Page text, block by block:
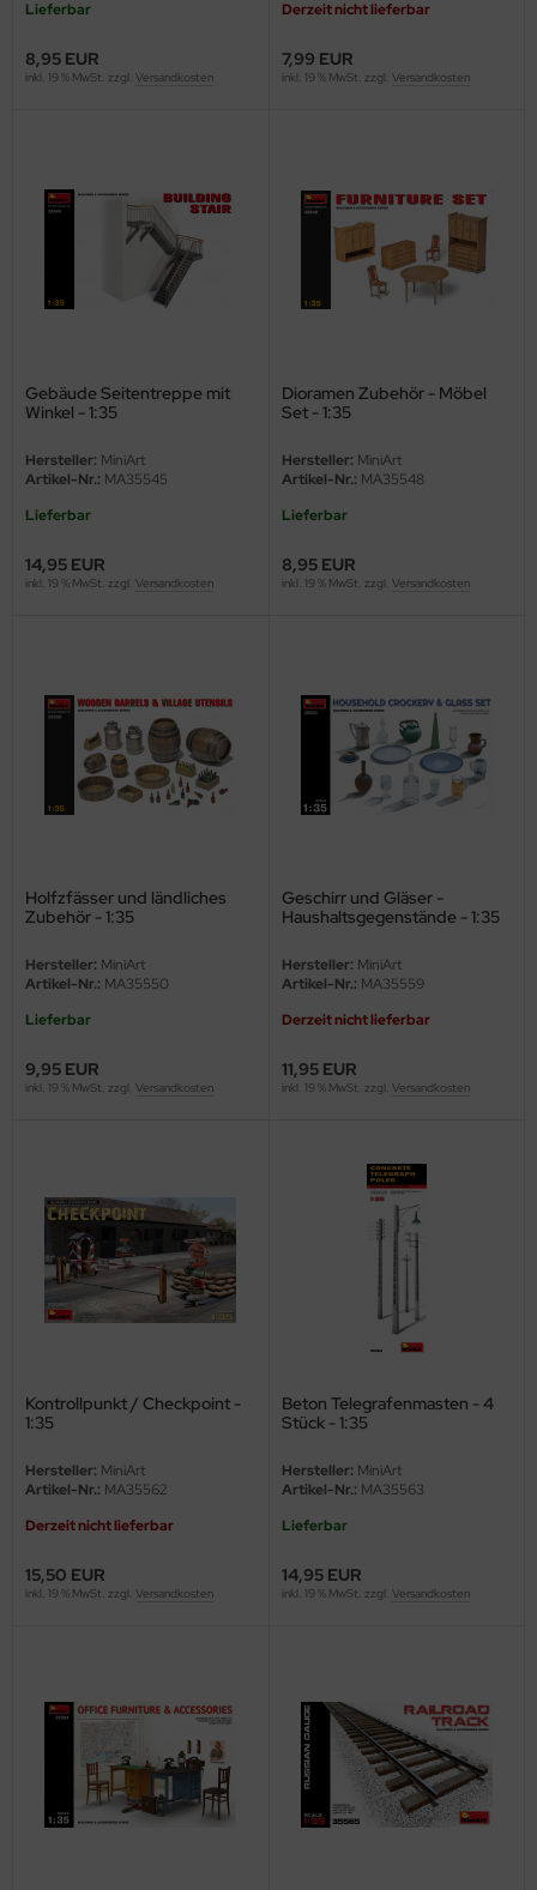
Lieferbar
8,95 EUR
inkl. 19 % MwSt. zzgl. Versandkosten
Derzeit nicht lieferbar
7,99 EUR
inkl. 19 % MwSt. zzgl. Versandkosten
Gebäude Seitentreppe mit
Winkel - 1:35
Hersteller: MiniArt
Artikel-Nr.: MA35545
Lieferbar
14,95 EUR
inkl. 19 % MwSt. zzgl. Versandkosten
Dioramen Zubehör - Möbel
Set - 1:35
Hersteller: MiniArt
Artikel-Nr.: MA35548
Lieferbar
8,95 EUR
inkl. 19 % MwSt. zzgl. Versandkosten
Holfzfässer und ländliches
Zubehör - 1:35
Hersteller: MiniArt
Artikel-Nr.: MA35550
Lieferbar
9,95 EUR
inkl. 19 % MwSt. zzgl. Versandkosten
Geschirr und Gläser -
Haushaltsgegenstände - 1:35
Hersteller: MiniArt
Artikel-Nr.: MA35559
Derzeit nicht lieferbar
11,95 EUR
inkl. 19 % MwSt. zzgl. Versandkosten
Kontrollpunkt / Checkpoint -
1:35
Hersteller: MiniArt
Artikel-Nr.: MA35562
Derzeit nicht lieferbar
15,50 EUR
inkl. 19 % MwSt. zzgl. Versandkosten
Beton Telegrafenmasten - 4
Stück - 1:35
Hersteller: MiniArt
Artikel-Nr.: MA35563
Lieferbar
14,95 EUR
inkl. 19 % MwSt. zzgl. Versandkosten
Nunu
Lights
Field Model
Hobby
Models